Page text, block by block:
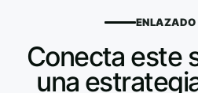
Conecta este
una